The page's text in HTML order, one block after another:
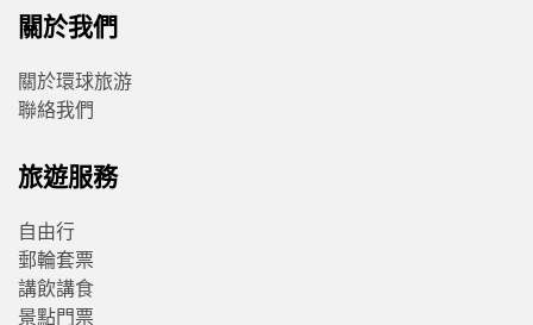
關於我們
關於環球旅游
聯絡我們
旅遊服務
自由行
郵輪套票
講飲講食
景點門票